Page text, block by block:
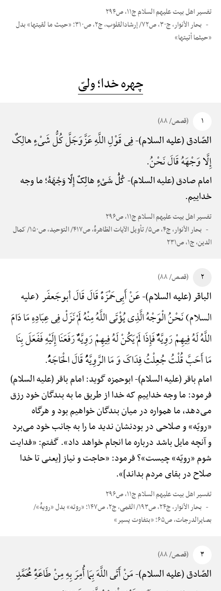
تفسیر اهل بیت علیهم السلام ج۱۱، ص۲۹۴
بحار الأنوار، ج۳۰، ص۷۲/ إرشادالقلوب، ج۲، ص۳۱۰؛ «حیث ما لقیتها» بدل
«حیثما أتیتها»
چهره خدا؛ ولیّ
۱ (قصص/ ۸۸)
الصّادق (علیه السلام)-فِی قَوْلِ اللَّهِ عَزَّوَجَلَّ کُلُّ شَیْءٍ هالِکٌ
إِلَّا وَجْهَهُ قَالَ نَحْنُ.
امام صادق (علیه السلام)-کُلُّ شَیْءٍ هالِکٌ إِلَّا وَجْهَهُ؛ ما وجه
خداییم.
تفسیر اهل بیت علیهم السلام ج۱۱، ص۲۹۶
بحار الأنوار، ج۴، ص۵/ تأویل الآیات الظاهرهًْ، ص۴۱۷/ التوحید، ص۱۵۰/ کمال
الدین، ج۱، ص۲۳۱
۲ (قصص/ ۸۸)
الباقر (علیه السلام)-عَنْ أَبِی‌حَمْزَهًْ قَالَ قَالَ أبوجَعفَر (علیه
السلام) نَحْنُ الْوَجْهُ الَّذِی یُؤْتَی اللَّهُ مِنْهُ لَمْ نَزَلْ فِی عِبَادِهِ مَا دَامَ
اللَّهُ لَهُ فِیهِمْ رَوِیَّهًٌْ فَإِذَا لَمْ یَکُنْ لَهُ فِیهِمْ رَوِیَّهًٌْ رَفَعَنَا إِلَیْهِ فَفَعَلَ بِنَا
مَا أَحَبَّ قُلْتُ جُعِلْتُ فِدَاکَ وَ مَا الرَّوِیَّهًُْ قَالَ الْحَاجَهًُْ.
امام باقر (علیه السلام)-ابوحمزه گوید: امام باقر (علیه السلام)
فرمود: ما وجه خداییم که خدا از طریق ما به بندگان خود رزق
می‌دهد، ما همواره در میان بندگان خواهیم بود و هرگاه
«رویّه» و صلاحی در بودنشان ندید ما را به جانب خود می‌برد
و آنچه مایل باشد درباره ما انجام خواهد داد». گفتم: «فدایت
شوم «رویّه» چیست»؟ فرمود: «حاجت و نیاز [یعنی تا خدا
صلاح در بقای مردم بداند]».
تفسیر اهل بیت علیهم السلام ج۱۱، ص۲۹۶
بحار الأنوار، ج۲۴، ص۱۹۳/ القمی، ج۲، ص۱۴۷؛ «روته» بدل «رویهًْ»/
بصایرالدرجات، ص۶۵؛ «بتفاوت یسیر»
۳ (قصص/ ۸۸)
الصّادق (علیه السلام)-مَنْ أَتَی اللَّهَ بِمَا أُمِرَ بِهِ مِنْ طَاعَهًِْ مُحَمَّدٍ